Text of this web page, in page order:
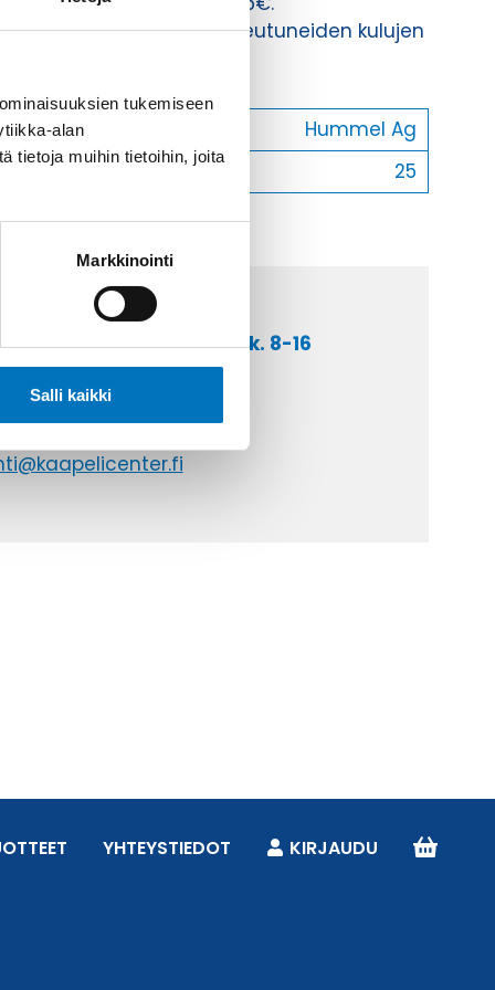
tukemiseen
alan
tietoja muihin tietoihin, joita
Markkinointi
Salli kaikki
35kg:n toimituskulut toteutuneiden kulujen
Valmistaja
Hummel Ag
Myyntierä
25
asiakaspalveluumme ark. 8-16
2252 260
YHTEYSTIEDOT KIRJAUDU